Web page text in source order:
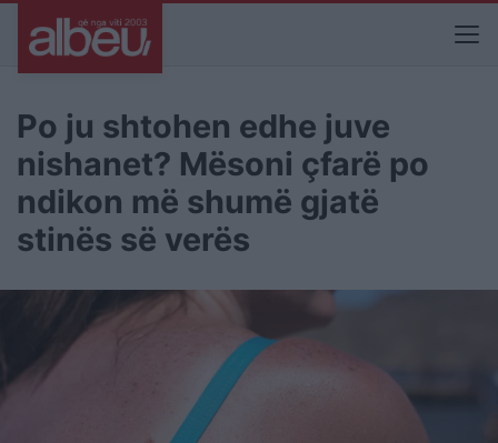
Po ju shtohen edhe juve
nishanet? Mësoni çfarë po
ndikon më shumë gjatë
stinës së verës